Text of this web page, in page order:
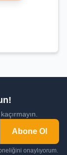
Abone Ol
onaylıyorum.